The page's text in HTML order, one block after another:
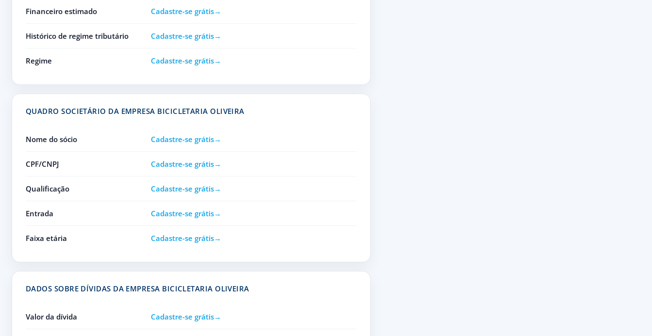
Financeiro estimado Cadastre-se grátis
Histórico de regime tributário Cadastre-se grátis
Regime Cadastre-se grátis
QUADRO SOCIETÁRIO DA EMPRESA BICICLETARIA OLIVEIRA
Nome do sócio Cadastre-se grátis
CPF/CNPJ Cadastre-se grátis
Qualificação Cadastre-se grátis
Entrada Cadastre-se grátis
Faixa etária Cadastre-se grátis
DADOS SOBRE DÍVIDAS DA EMPRESA BICICLETARIA OLIVEIRA
Valor da dívida Cadastre-se grátis